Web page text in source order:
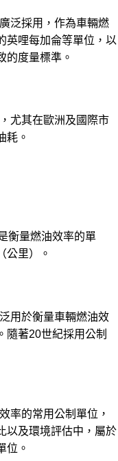
泛採用，作為車輛燃
英哩每加侖等單位，以
的度量標準。
尤其在歐洲及國際市
耗。
衡量燃油效率的單
公里）。
用於衡量車輛燃油效
隨著20世紀採用公制
率的常用公制單位，
以及環境評估中，屬於
位。